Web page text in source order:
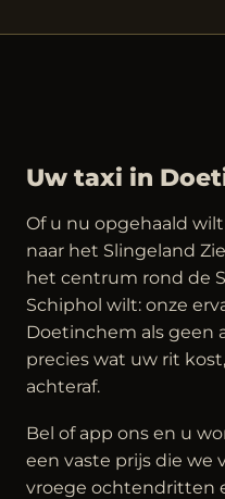
Uw taxi in
Of u nu opgehaald
naar het Slingeland
het centrum rond de
Schiphol wilt: onze
Doetinchem als geen
precies wat uw rit
achteraf.
Bel of app ons en u
een vaste prijs die we
vroege ochtendritten